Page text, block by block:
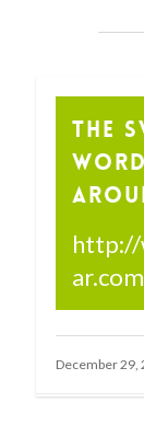
The
http://
ar.com
December 29,